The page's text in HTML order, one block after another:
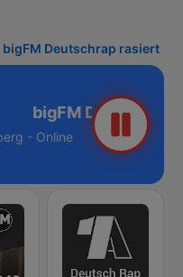
bigFM Deutschrap rasiert
- Online